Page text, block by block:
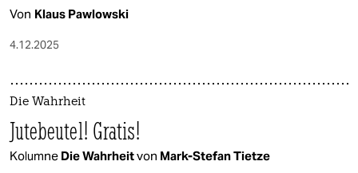
Von Klaus Pawlowski
4.12.2025
Die Wahrheit
Jutebeutel! Gratis!
Kolumne Die Wahrheitvon Mark-Stefan Tietze